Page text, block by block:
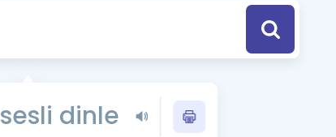
Tüm ÖSYM Sınavları Tek Takvimde
YDS - YÖKDİL Tüm Sınavlarla İlgili Haberler
sesli dinle